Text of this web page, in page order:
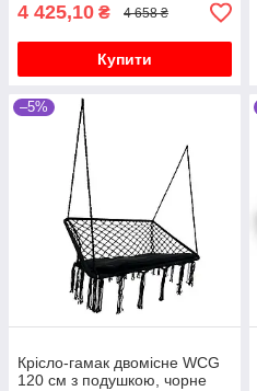
4 425,10 ₴ 4 658 ₴
Купити
–5%
Крісло-гамак двомісне WCG
120 см з подушкою, чорне